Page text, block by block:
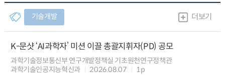
기술개발 더보기
K-문샷 ‘AI과학자’ 미션 이끌 총괄지휘자(PD) 공모
과학기술정보통신부 연구개발정책실 기초원천연구정책관
과학기술인공지능혁신과
2026.08.07 1p